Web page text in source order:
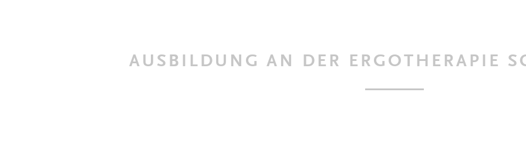
AUSBILDUNG AN DER ERGOTHERAPIE